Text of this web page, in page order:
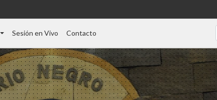
Sesión en Vivo Contacto